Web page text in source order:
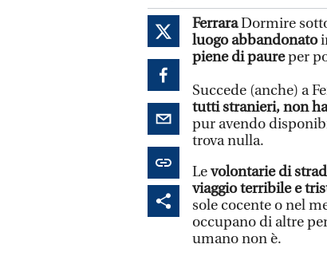
FerraraDormire
luogo abbandonato
piene di paureper
Succede (anche) a
tutti stranieri, non
pur avendo
trova nulla.
Levolontarie di
viaggio terribile e
sole cocente o nel
occupano di altre
umano non è.